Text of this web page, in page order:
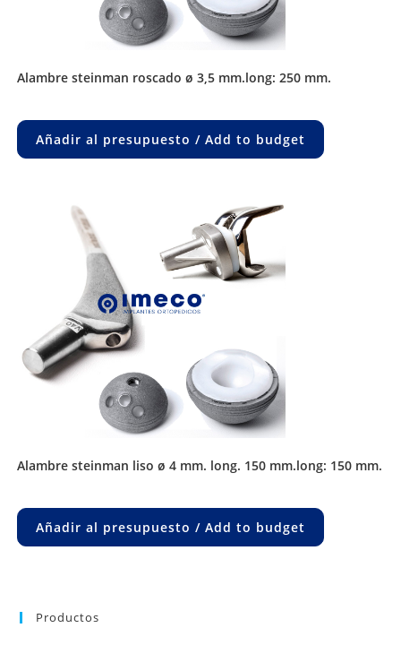
alambre steinman roscado ø 3,5 mm.long: 250 mm.
Añadir al presupuesto / Add to budget
alambre steinman liso ø 4 mm. long. 150 mm.long: 150 mm.
Añadir al presupuesto / Add to budget
Productos